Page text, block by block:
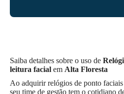
Saiba detalhes sobre o uso de
leitura facial em Alta Floresta
Ao adquirir relógios de ponto
seu time de gestão tem o cotidiano